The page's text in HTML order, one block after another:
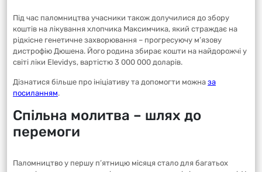
Під час паломництва учасники також долучилися до збору
коштів на лікування хлопчика Максимчика, який страждає на
рідкісне генетичне захворювання – прогресуючу м’язову
дистрофію Дюшена. Його родина збирає кошти на найдорожчі у
світі ліки Elevidys, вартістю 3 000 000 доларів.
Дізнатися більше про ініціативу та допомогти можна за
посиланням.
Спільна молитва – шлях до
перемоги
Паломництво у першу п’ятницю місяця стало для багатьох